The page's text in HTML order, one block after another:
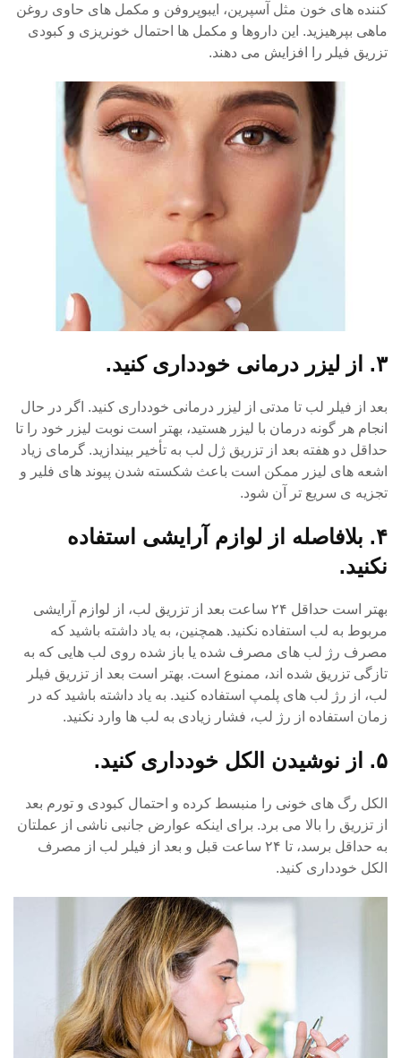
کننده های خون مثل آسپرین، ایبوپروفن و مکمل های حاوی روغن
ماهی بپرهیزید. این داروها و مکمل ها احتمال خونریزی و کبودی
تزریق فیلر را افزایش می دهند.
۳. از لیزر درمانی خودداری کنید.
بعد از فیلر لب تا مدتی از لیزر درمانی خودداری کنید. اگر در حال
انجام هر گونه درمان با لیزر هستید، بهتر است نوبت لیزر خود را تا
حداقل دو هفته بعد از تزریق ژل لب به تأخیر بیندازید. گرمای زیاد
اشعه های لیزر ممکن است باعث شکسته شدن پیوند های فلیر و
تجزیه ی سریع تر آن شود.
۴. بلافاصله از لوازم آرایشی استفاده
نکنید.
بهتر است حداقل ۲۴ ساعت بعد از تزریق لب، از لوازم آرایشی
مربوط به لب استفاده نکنید. همچنین، به یاد داشته باشید که
مصرف رژ لب های مصرف شده یا باز شده روی لب هایی که به
تازگی تزریق شده اند، ممنوع است. بهتر است بعد از تزریق فیلر
لب، از رژ لب های پلمپ استفاده کنید. به یاد داشته باشید که در
زمان استفاده از رژ لب، فشار زیادی به لب ها وارد نکنید.
۵. از نوشیدن الکل خودداری کنید.
الکل رگ های خونی را منبسط کرده و احتمال کبودی و تورم بعد
از تزریق را بالا می برد. برای اینکه عوارض جانبی ناشی از عملتان
به حداقل برسد، تا ۲۴ ساعت قبل و بعد از فیلر لب از مصرف
الکل خودداری کنید.